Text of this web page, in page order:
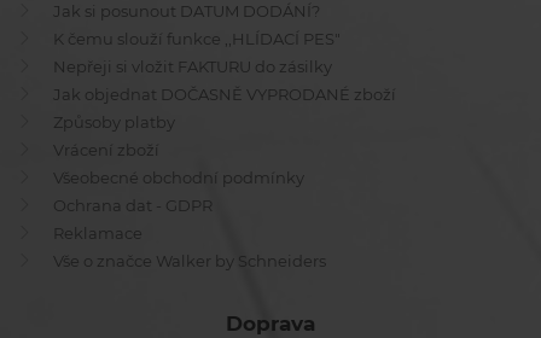
Jak si posunout DATUM DODÁNÍ?
K čemu slouží funkce ,,HLÍDACÍ PES"
Nepřeji si vložit FAKTURU do zásilky
Jak objednat DOČASNĚ VYPRODANÉ zboží
Způsoby platby
Vrácení zboží
Všeobecné obchodní podmínky
Ochrana dat - GDPR
Reklamace
Vše o značce Walker by Schneiders
Doprava